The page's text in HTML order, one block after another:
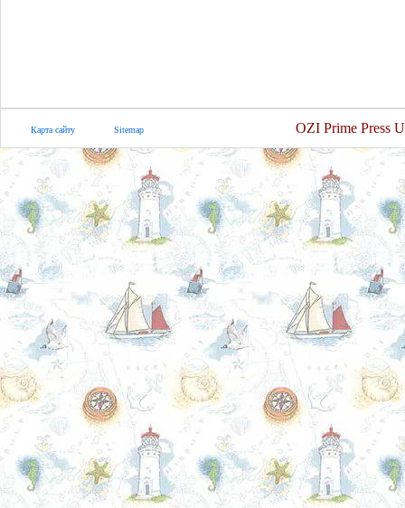
Карта сайту Sitemap OZI Prime Press